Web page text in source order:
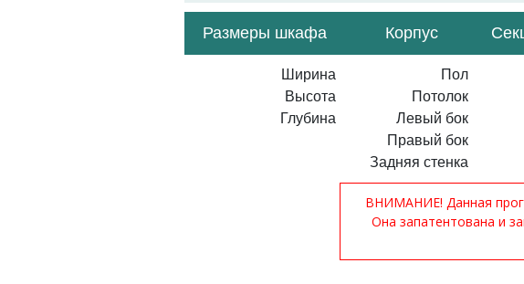
Размеры шкафа Корпус
Ширина
Высота
Глубина
Пол
Потолок
Левый бок
Правый бок
Задняя стенка
ВНИМАНИЕ! Данная
Она запатентована и